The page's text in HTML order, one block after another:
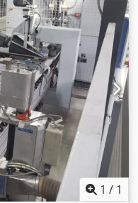
1 / 1